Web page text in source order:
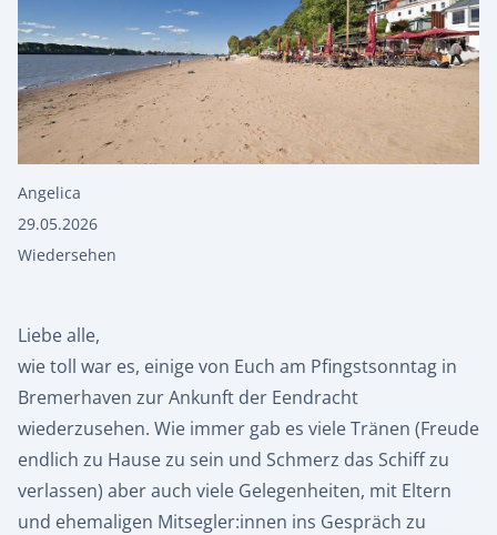
Angelica
29.05.2026
Wiedersehen
Liebe alle,
wie toll war es, einige von Euch am Pfingstsonntag in
Bremerhaven zur Ankunft der Eendracht
wiederzusehen. Wie immer gab es viele Tränen (Freude
endlich zu Hause zu sein und Schmerz das Schiff zu
verlassen) aber auch viele Gelegenheiten, mit Eltern
und ehemaligen Mitsegler:innen ins Gespräch zu